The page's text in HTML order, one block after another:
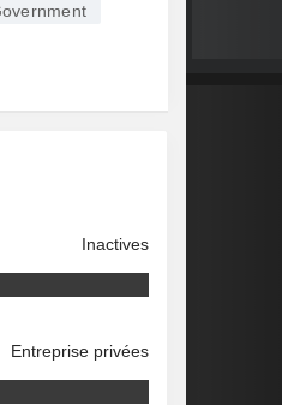
Inactives
Entreprise privées